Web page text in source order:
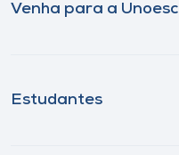
Venha para a Unoesc
Estudantes